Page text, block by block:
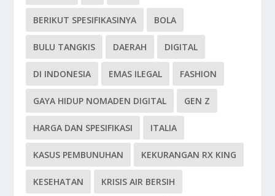
BERIKUT SPESIFIKASINYA BOLA
BULU TANGKIS DAERAH DIGITAL
DI INDONESIA EMAS ILEGAL FASHION
GAYA HIDUP NOMADEN DIGITAL GEN Z
HARGA DAN SPESIFIKASI ITALIA
KASUS PEMBUNUHAN KEKURANGAN RX KING
KESEHATAN KRISIS AIR BERSIH